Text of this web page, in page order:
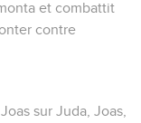
et combattit
contre
sur Juda, Joas,